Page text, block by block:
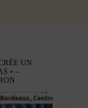
UN
» –